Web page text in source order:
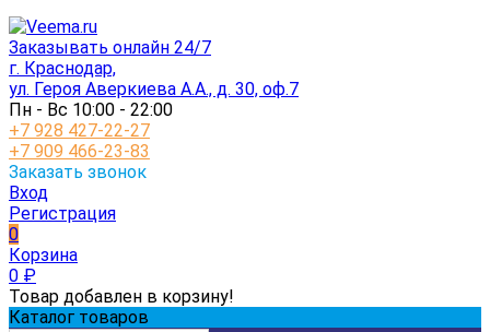
Заказывать онлайн 24/7
г. Краснодар,
ул. Героя Аверкиева А.А., д. 30, оф.7
Пн - Вс 10:00 - 22:00
+7 928 427-22-27
+7 909 466-23-83
Заказать звонок
Вход
Регистрация
0
Корзина
0 ₽
Товар добавлен в корзину!
Каталог товаров